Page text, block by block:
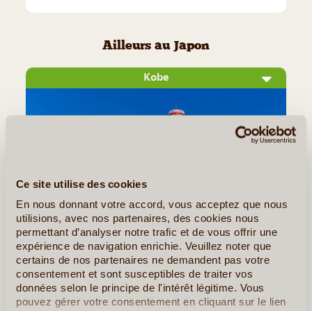
Ce site utilise des cookies
En nous donnant votre accord, vous acceptez que nous
utilisions, avec nos partenaires, des cookies nous
permettant d’analyser notre trafic et de vous offrir une
expérience de navigation enrichie. Veuillez noter que
certains de nos partenaires ne demandent pas votre
consentement et sont susceptibles de traiter vos
données selon le principe de l'intérêt légitime. Vous
pouvez gérer votre consentement en cliquant sur le lien
Ailleurs au Japon
Kobe
©
Grand port international et capitale de la préfecture de
Hyogo, Kobe est une grande métropole réputée dans le
monde entier pour son commerce de perles et son bœuf